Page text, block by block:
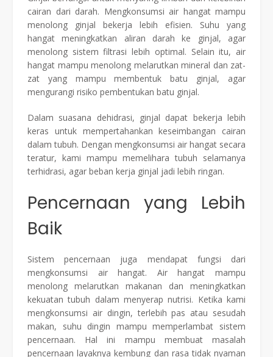
cairan dari darah. Mengkonsumsi air hangat mampu
menolong ginjal bekerja lebih efisien. Suhu yang
hangat meningkatkan aliran darah ke ginjal, agar
menolong sistem filtrasi lebih optimal. Selain itu, air
hangat mampu menolong melarutkan mineral dan zat-
zat yang mampu membentuk batu ginjal, agar
mengurangi risiko pembentukan batu ginjal.
Dalam suasana dehidrasi, ginjal dapat bekerja lebih
keras untuk mempertahankan keseimbangan cairan
dalam tubuh. Dengan mengkonsumsi air hangat secara
teratur, kami mampu memelihara tubuh selamanya
terhidrasi, agar beban kerja ginjal jadi lebih ringan.
Pencernaan yang Lebih
Baik
Sistem pencernaan juga mendapat fungsi dari
mengkonsumsi air hangat. Air hangat mampu
menolong melarutkan makanan dan meningkatkan
kekuatan tubuh dalam menyerap nutrisi. Ketika kami
mengkonsumsi air dingin, terlebih pas atau sesudah
makan, suhu dingin mampu memperlambat sistem
pencernaan. Hal ini mampu membuat masalah
pencernaan layaknya kembung dan rasa tidak nyaman